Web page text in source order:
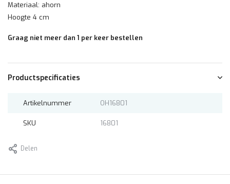
Materiaal: ahorn
Hoogte 4 cm
Graag niet meer dan 1 per keer bestellen
Productspecificaties
Artikelnummer OH16801
SKU 16801
Delen